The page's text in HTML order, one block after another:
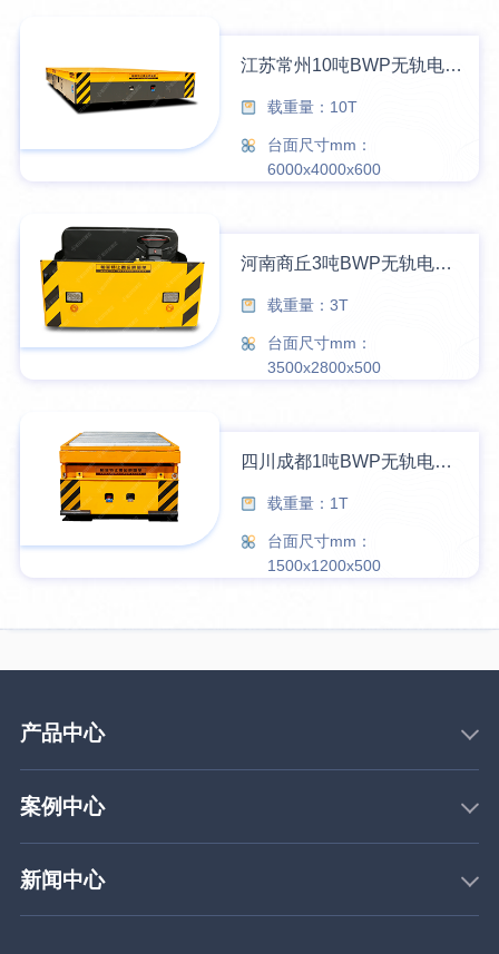
江苏常州10吨BWP无轨电动平车顺利交付
载重量：10T
台面尺寸mm：
6000x4000x600
河南商丘3吨BWP无轨电动平车顺利交付
载重量：3T
台面尺寸mm：
3500x2800x500
四川成都1吨BWP无轨电动平车交付成功
载重量：1T
台面尺寸mm：
1500x1200x500
产品中心
案例中心
新闻中心